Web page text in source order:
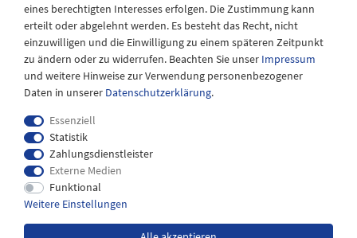
Widerrufs­recht
AGB Kontakt
eines berechtigten Interesses erfolgen. Die Zustimmung kann
erteilt oder abgelehnt werden. Es besteht das Recht, nicht
einzuwilligen und die Einwilligung zu einem späteren Zeitpunkt
zu ändern oder zu widerrufen. Beachten Sie unser Impressum
und weitere Hinweise zur Verwendung personenbezogener
Daten in unserer Daten­schutz­erklärung.
Essenziell
Statistik
Zahlungsdienstleister
Externe Medien
Funktional
Weitere Einstellungen